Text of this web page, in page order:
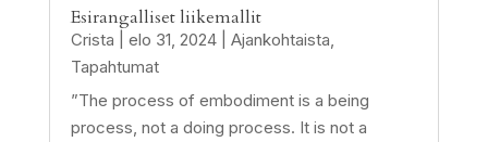
Esirangalliset liikemallit
Crista elo 31, 2024| Ajankohtaista
Tapahtumat
”The process of embodiment is a being
process, not a doing process. It is not a